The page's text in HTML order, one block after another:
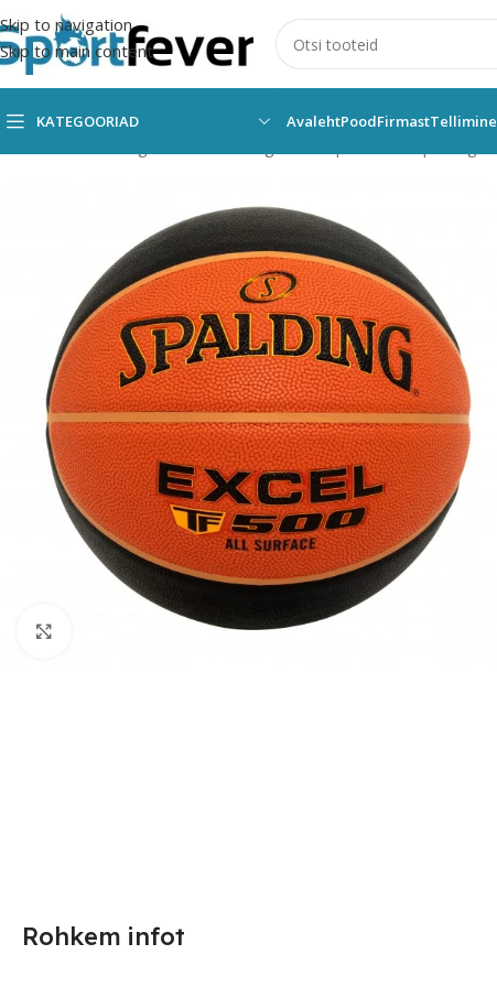
Skip to navigation
Skip to main content
KATEGOORIAD AvalehtPoodFirmastTellimine
Suurendamiseks klõpsake
Rohkem infot